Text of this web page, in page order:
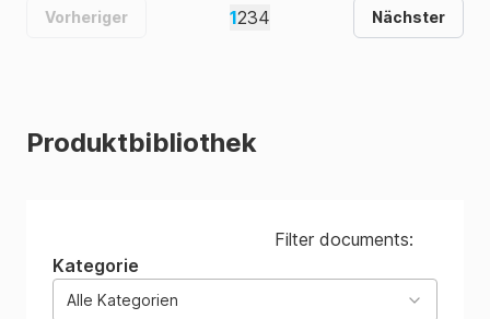
Vorheriger 1234 Nächster
Produktbibliothek
Filter documents:
Kategorie
Alle Kategorien